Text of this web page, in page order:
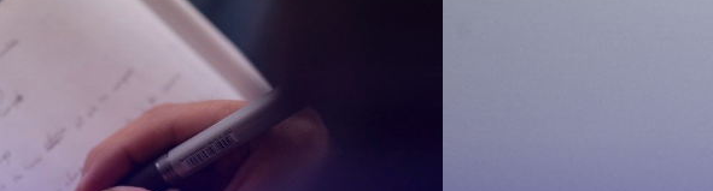
hi@nett.mx